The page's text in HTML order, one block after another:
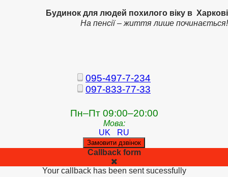
Будинок для людей похилого віку в Харкові
На пенсії – життя лише починається!
095-497-7-234
097-833-77-33
Пн–Пт 09:00–20:00
Мова:
UK
RU
Замовити дзвінок
Callback form
Your callback has been sent sucessfully